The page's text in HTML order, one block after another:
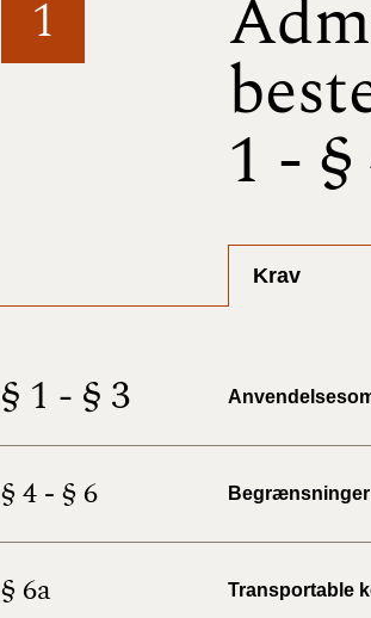
1
1 - §
Krav
§ 1 - § 3
§ 4 - § 6
§ 6a Transportable